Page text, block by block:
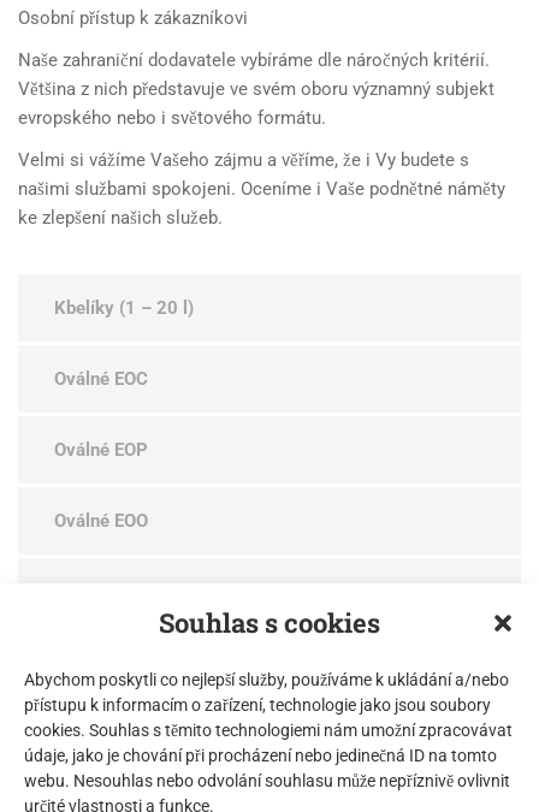
Souhlas s cookies
Abychom poskytli co nejlepší služby, používáme k ukládání a/nebo
přístupu k informacím o zařízení, technologie jako jsou soubory
cookies. Souhlas s těmito technologiemi nám umožní zpracovávat
údaje, jako je chování při procházení nebo jedinečná ID na tomto
webu. Nesouhlas nebo odvolání souhlasu může nepříznivě ovlivnit
určité vlastnosti a funkce.
Osobní přístup k zákazníkovi
Naše zahraniční dodavatele vybíráme dle náročných kritérií.
Většina z nich představuje ve svém oboru významný subjekt
evropského nebo i světového formátu.
Velmi si vážíme Vašeho zájmu a věříme, že i Vy budete s
našimi službami spokojeni. Oceníme i Vaše podnětné náměty
ke zlepšení našich služeb.
Kbelíky (1 – 20 l)
Oválné EOC
Oválné EOP
Oválné EOO
Čtyřhranné EVE čtvercové
Čtyřhranné EVE obdélníkové